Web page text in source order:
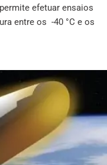
efetuar ensaios
entre os -40 °C e os